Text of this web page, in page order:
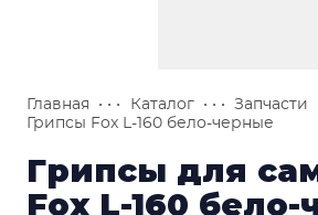
Главная • • • Каталог • • • Запчасти
Грипсы Fox L-160 бело-черные
Грипсы для
Fox L-160